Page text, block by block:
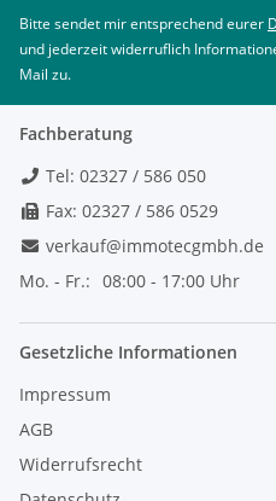
Bitte sendet mir entsprechend eurer
und jederzeit widerruflich
Mail zu.
Fachberatung
Tel: 02327 / 586 050
Fax: 02327 / 586 0529
verkauf@immotecgmbh.de
Mo. - Fr.: 08:00 - 17:00 Uhr
Gesetzliche Informationen
Impressum
AGB
Widerrufsrecht